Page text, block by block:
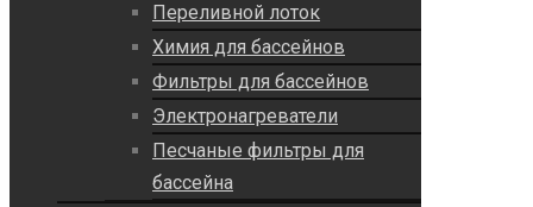
Переливной лоток
Химия для бассейнов
Фильтры для бассейнов
Электронагреватели
Песчаные фильтры для
бассейна